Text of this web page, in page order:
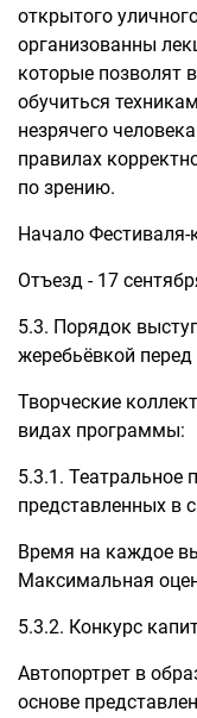
открытого
организованны
которые
обучиться
незрячего
правилах
по зрению.
Начало Фестиваля-
Отъезд - 17
5.3. Порядок
жеребьёвкой
Творческие
видах программы:
5.3.1. Театральное
представленных в
Время на каждое
Максимальная
5.3.2. Конкурс
Автопортрет в
основе